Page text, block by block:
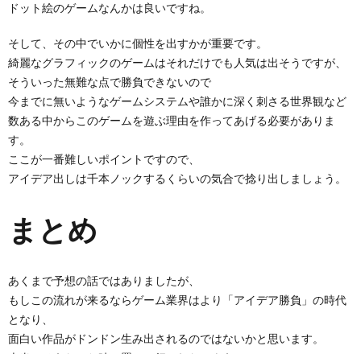
ドット絵のゲームなんかは良いですね。
そして、その中でいかに個性を出すかが重要です。
綺麗なグラフィックのゲームはそれだけでも人気は出そうですが、
そういった無難な点で勝負できないので
今までに無いようなゲームシステムや誰かに深く刺さる世界観など
数ある中からこのゲームを遊ぶ理由を作ってあげる必要がありま
す。
ここが一番難しいポイントですので、
アイデア出しは千本ノックするくらいの気合で捻り出しましょう。
まとめ
あくまで予想の話ではありましたが、
もしこの流れが来るならゲーム業界はより「アイデア勝負」の時代
となり、
面白い作品がドンドン生み出されるのではないかと思います。